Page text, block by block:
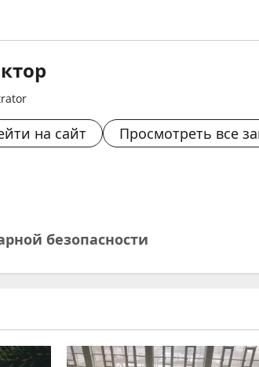
на сайт Просмотреть все
безопасности